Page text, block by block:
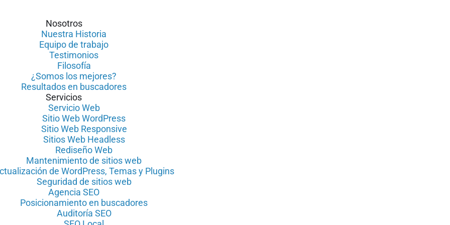
Nosotros
Nuestra Historia
Equipo de trabajo
Testimonios
Filosofía
¿Somos los mejores?
Resultados en buscadores
Servicios
Servicio Web
Sitio Web WordPress
Sitio Web Responsive
Sitios Web Headless
Rediseño Web
Mantenimiento de sitios web
de WordPress, Temas y Plugins
Seguridad de sitios web
Agencia SEO
Posicionamiento en buscadores
Auditoría SEO